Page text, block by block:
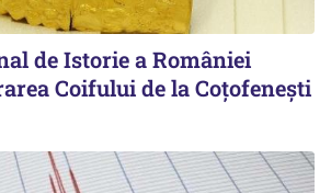
de Istorie a României
Coifului de la Coțofenești